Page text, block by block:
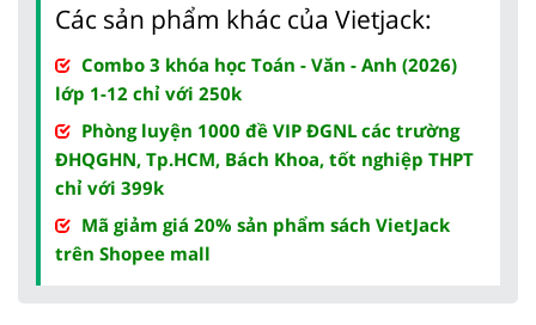
Các sản phẩm khác của Vietjack:
Combo 3 khóa học Toán - Văn - Anh (2026)
lớp 1-12 chỉ với 250k
Phòng luyện 1000 đề VIP ĐGNL các trường
ĐHQGHN, Tp.HCM, Bách Khoa, tốt nghiệp THPT
chỉ với 399k
Mã giảm giá 20% sản phẩm sách VietJack
trên Shopee mall